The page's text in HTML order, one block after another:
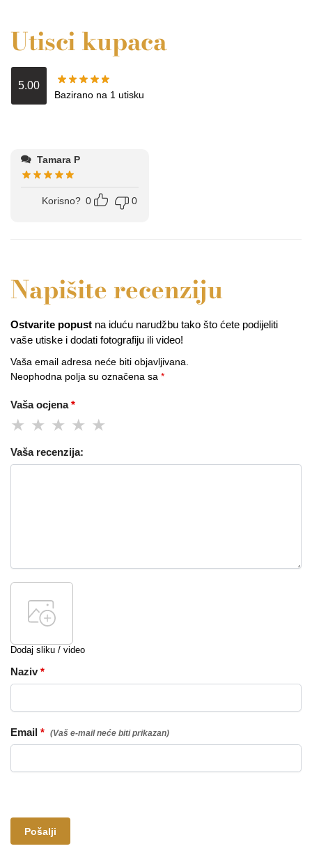
Utisci kupaca
5.00
Bazirano na 1 utisku
Tamara P
Korisno? 0 0
Ostvarite popust na iduću narudžbu tako što ćete podijeliti
vaše utiske i dodati fotografiju ili video!
Vaša email adresa neće biti objavljivana.
Neophodna polja su označena sa *
Vaša ocjena*
Vaša recenzija:
Dodaj sliku / video
Naziv*
Email *